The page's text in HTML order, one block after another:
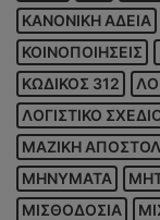
ΚΑΝΟΝΙΚΗ ΑΔΕΙΑ
ΚΟΙΝΟΠΟΙΗΣΕΙΣ
ΚΩΔΙΚΟΣ 312
ΛΟΓΙΣΤΙΚΟ
ΜΑΖΙΚΗ
ΜΗΝΥΜΑΤΑ
ΜΙΣΘΟΔΟΣΙΑ